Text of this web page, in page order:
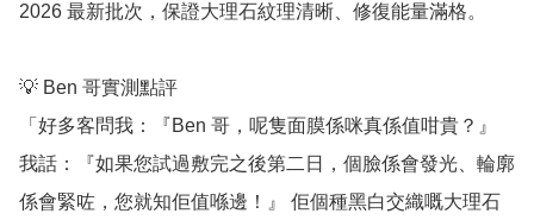
2026 最新批次，保證大理石紋理清晰、修復能量滿格。
💡 Ben 哥實測點評
「好多客問我：『Ben 哥，呢隻面膜係咪真係值咁貴？』
我話：『如果您試過敷完之後第二日，個臉係會發光、輪廓
係會緊咗，您就知佢值喺邊！』 佢個種黑白交織嘅大理石